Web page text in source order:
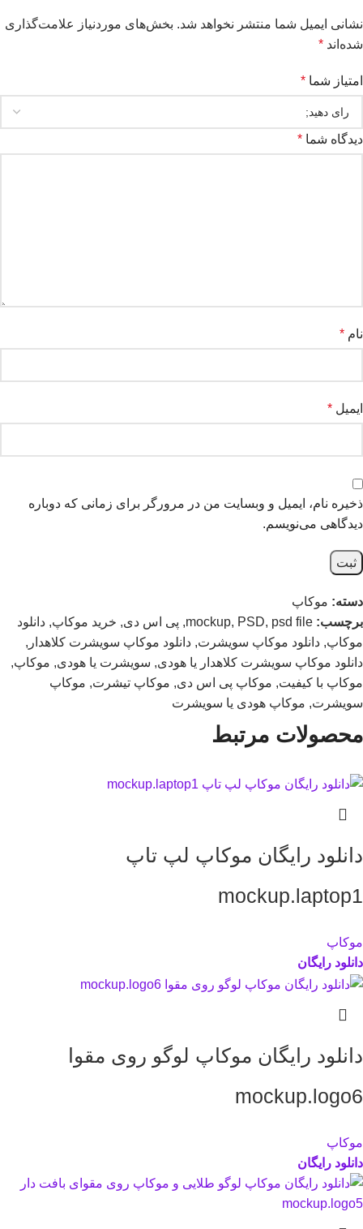
نشانی ایمیل شما منتشر نخواهد شد. بخش‌های موردنیاز علامت‌گذاری
شده‌اند *
امتیاز شما *
دیدگاه شما *
نام *
ایمیل *
ذخیره نام، ایمیل و وبسایت من در مرورگر برای زمانی که دوباره
دیدگاهی می‌نویسم.
دسته: موکاپ
برچسب:
mockup, PSD, psd file
, پی اس دی, خرید موکاپ, دانلود
موکاپ, دانلود موکاپ سویشرت, دانلود موکاپ سویشرت کلاهدار ,
دانلود موکاپ سویشرت کلاهدار یا هودی, سویشرت یا هودی, موکاپ,
موکاپ با کیفیت, موکاپ پی اس دی, موکاپ تیشرت, موکاپ
سویشرت, موکاپ هودی یا سویشرت
محصولات مرتبط
دانلود رایگان موکاپ لپ تاپ
mockup.laptop1
موکاپ
دانلود رایگان
دانلود رایگان موکاپ لوگو روی مقوا
mockup.logo6
موکاپ
دانلود رایگان